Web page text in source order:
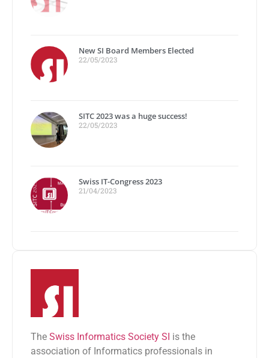
New SI Board Members Elected
22/05/2023
SITC 2023 was a huge success!
22/05/2023
Swiss IT-Congress 2023
21/04/2023
The Swiss Informatics Society SI is the
association of Informatics professionals in